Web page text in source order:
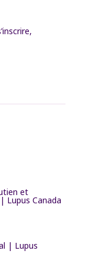
et
Lupus Canada
| Lupus